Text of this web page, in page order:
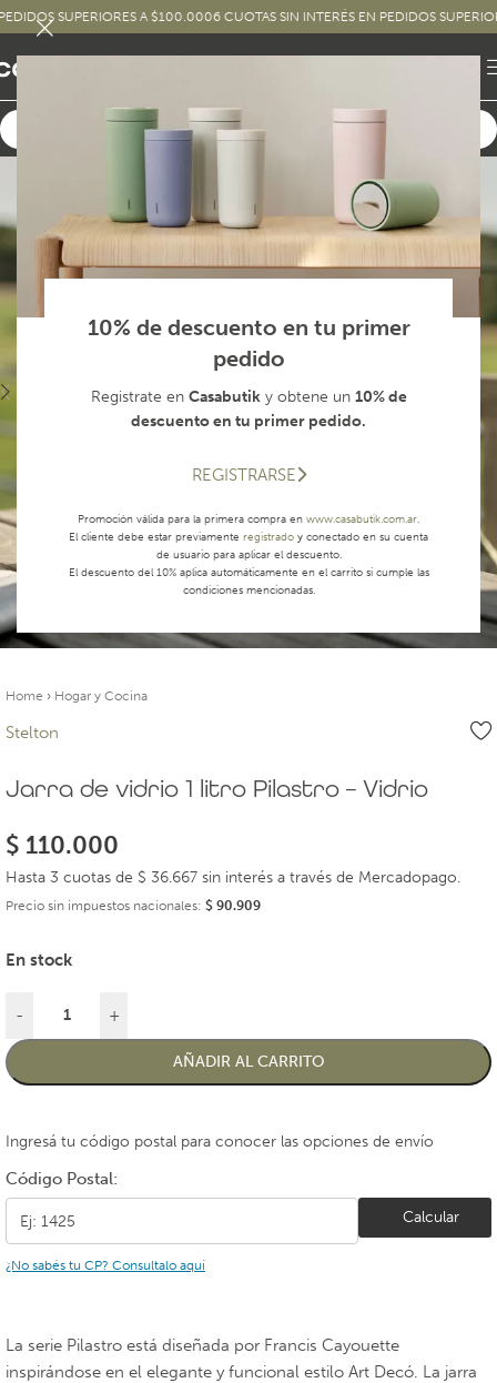
10% de descuento en tu primer
pedido
Registrate en Casabutiky obtene un 10% de
descuento en tu primer pedido.
REGISTRARSE
Promoción válida para la primera compra en www.casabutik.com.ar.
El cliente debe estar previamente registrado y conectado en su cuenta
de usuario para aplicar el descuento.
El descuento del 10% aplica automáticamente en el carrito si cumple las
condiciones mencionadas.
SUPERIORES A $100.0006 CUOTAS SIN INTERÉS EN PEDIDOS SUPERIORES
Home › Hogar y Cocina
Stelton
Jarra de vidrio 1 litro Pilastro – Vidrio
$ 110.000
Hasta 3 cuotas de $ 36.667 sin interés a través de Mercadopago.
Precio sin impuestos nacionales: $ 90.909
En stock
- +
AÑADIR AL CARRITO
Ingresá tu código postal para conocer las opciones de envío
Código Postal:
Calcular
¿No sabés tu CP? Consultalo aquí
La serie Pilastro está diseñada por Francis Cayouette
inspirándose en el elegante y funcional estilo Art Decó. La jarra